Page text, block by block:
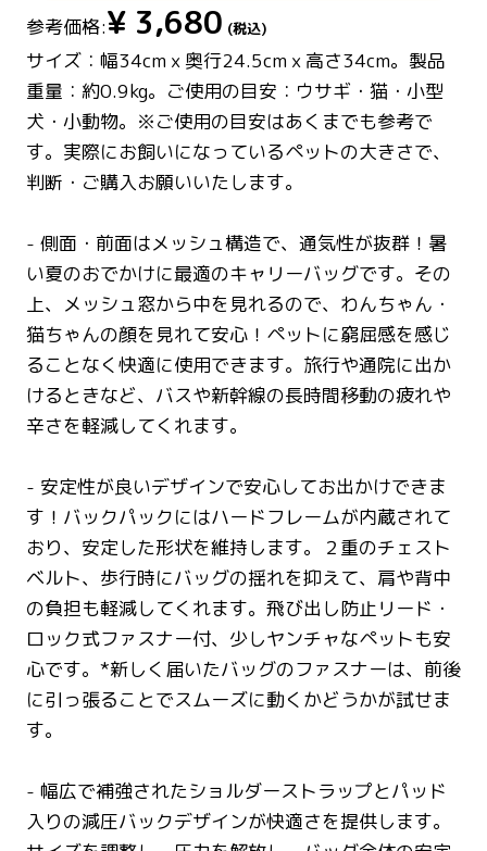
参考価格:¥ 3,680 (税込)
サイズ：幅34cmｘ奥行24.5cmｘ高さ34cm。製品
重量：約0.9kg。ご使用の目安：ウサギ・猫・小型
犬・小動物。※ご使用の目安はあくまでも参考で
す。実際にお飼いになっているペットの大きさで、
判断・ご購入お願いいたします。
- 側面・前面はメッシュ構造で、通気性が抜群！暑
い夏のおでかけに最適のキャリーバッグです。その
上、メッシュ窓から中を見れるので、わんちゃん・
猫ちゃんの顔を見れて安心！ペットに窮屈感を感じ
ることなく快適に使用できます。旅行や通院に出か
けるときなど、バスや新幹線の長時間移動の疲れや
辛さを軽減してくれます。
- 安定性が良いデザインで安心してお出かけできま
す！バックパックにはハードフレームが内蔵されて
おり、安定した形状を維持します。２重のチェスト
ベルト、歩行時にバッグの揺れを抑えて、肩や背中
の負担も軽減してくれます。飛び出し防止リード・
ロック式ファスナー付、少しヤンチャなペットも安
心です。*新しく届いたバッグのファスナーは、前後
に引っ張ることでスムーズに動くかどうかが試せま
す。
- 幅広で補強されたショルダーストラップとパッド
入りの減圧バックデザインが快適さを提供します。